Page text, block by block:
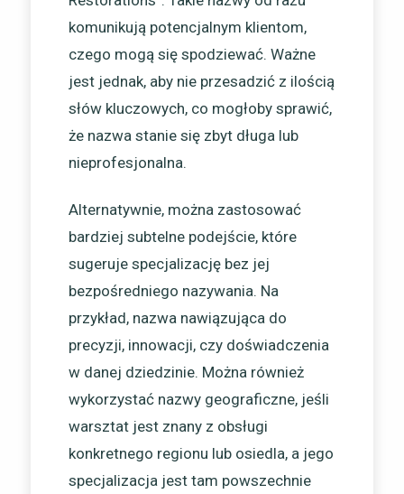
komunikują potencjalnym klientom,
czego mogą się spodziewać. Ważne
jest jednak, aby nie przesadzić z ilością
słów kluczowych, co mogłoby sprawić,
że nazwa stanie się zbyt długa lub
nieprofesjonalna.
Alternatywnie, można zastosować
bardziej subtelne podejście, które
sugeruje specjalizację bez jej
bezpośredniego nazywania. Na
przykład, nazwa nawiązująca do
precyzji, innowacji, czy doświadczenia
w danej dziedzinie. Można również
wykorzystać nazwy geograficzne, jeśli
warsztat jest znany z obsługi
konkretnego regionu lub osiedla, a jego
specjalizacja jest tam powszechnie